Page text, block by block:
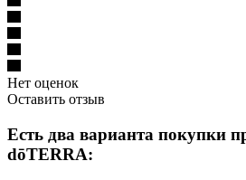
Нет оценок
Оставить отзыв
Есть два варианта покупки
dōTERRA: